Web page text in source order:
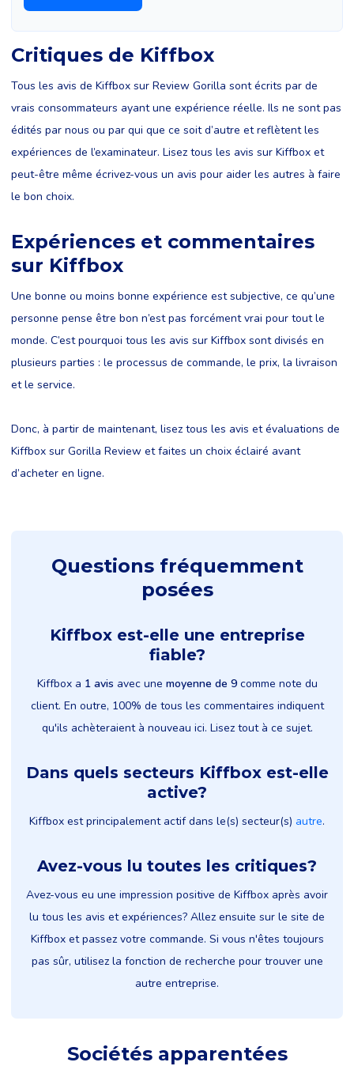
Critiques de Kiffbox
Tous les avis de Kiffbox sur Review Gorilla sont écrits par de
vrais consommateurs ayant une expérience réelle. Ils ne sont pas
édités par nous ou par qui que ce soit d’autre et reflètent les
expériences de l’examinateur. Lisez tous les avis sur Kiffbox et
peut-être même écrivez-vous un avis pour aider les autres à faire
le bon choix.
Expériences et commentaires
sur Kiffbox
Une bonne ou moins bonne expérience est subjective, ce qu’une
personne pense être bon n’est pas forcément vrai pour tout le
monde. C’est pourquoi tous les avis sur Kiffbox sont divisés en
plusieurs parties : le processus de commande, le prix, la livraison
et le service.
Donc, à partir de maintenant, lisez tous les avis et évaluations de
Kiffbox sur Gorilla Review et faites un choix éclairé avant
d’acheter en ligne.
Questions fréquemment
posées
Kiffbox est-elle une entreprise
fiable?
Kiffbox a 1 avis avec une moyenne de 9comme note du
client. En outre, 100% de tous les commentaires indiquent
qu'ils achèteraient à nouveau ici. Lisez tout à ce sujet.
Dans quels secteurs Kiffbox est-elle
active?
Kiffbox est principalement actif dans le(s) secteur(s) autre.
Avez-vous lu toutes les critiques?
Avez-vous eu une impression positive de Kiffbox après avoir
lu tous les avis et expériences? Allez ensuite sur le site de
Kiffbox et passez votre commande. Si vous n'êtes toujours
pas sûr, utilisez la fonction de recherche pour trouver une
autre entreprise.
Sociétés apparentées